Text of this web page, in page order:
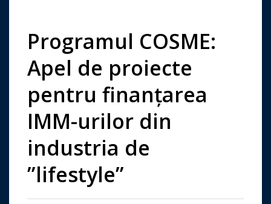
Programul COSME:
Apel de proiecte
pentru finanțarea
IMM-urilor din
industria de
”lifestyle”